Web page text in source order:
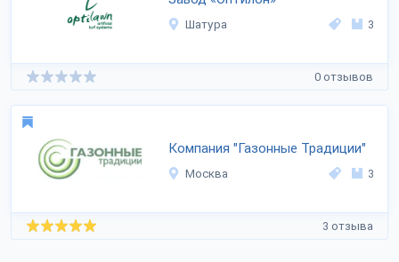
Шатура 3
0 отзывов
Компания "Газонные Традиции"
Москва 3
3 отзыва